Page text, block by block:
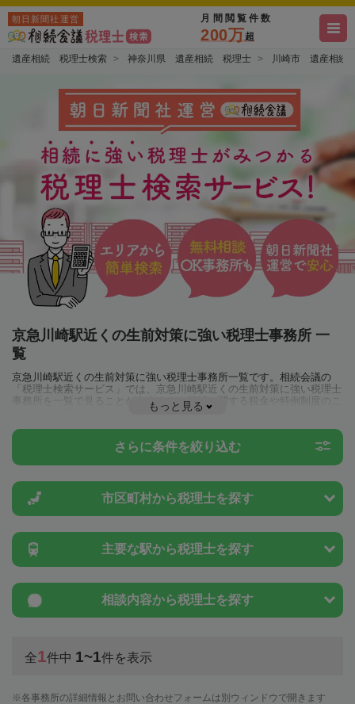
朝日新聞社運営 月間閲覧件数
200万超
遺産相続 税理士検索 神奈川県 遺産相続 税理士 川崎市 遺産相続
京急川崎駅近くの生前対策に強い税理士事務所 一
覧
京急川崎駅近くの生前対策に強い税理士事務所一覧です。相続会議の
「税理士検索サービス」では、京急川崎駅近くの生前対策に強い税理士
事務所を一覧で見ることが出来ます。相続に関する税金や特例制度のこ
とは一度近隣の税理士に相談してみましょう。
もっと見る
さらに条件を絞り込む
市区町村から税理士を探す
主要な駅から税理士を探す
相談内容から税理士を探す
全1件中 1~1件を表示
各事務所の詳細情報とお問い合わせフォームは別ウィンドウで開きます